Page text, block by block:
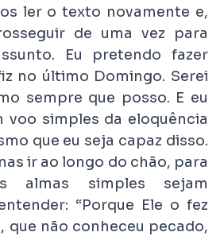
ler o texto novamente e,
de uma vez para
Eu pretendo fazer
no último Domingo. Serei
sempre que posso. E eu
voo simples da eloquência
que eu seja capaz disso.
ir ao longo do chão, para
almas simples sejam
“Porque Ele o fez
que não conheceu pecado,